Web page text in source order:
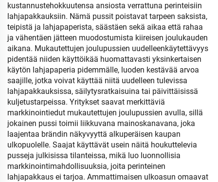
kustannustehokkuutensa ansiosta verrattuna perinteisiin
lahjapakkauksiin. Nämä pussit poistavat tarpeen saksista,
teipistä ja lahjapaperista, säästäen sekä aikaa että rahaa
ja vähentäen jätteen muodostumista kiireisen joulukauden
aikana. Mukautettujen joulupussien uudelleenkäytettävyys
pidentää niiden käyttöikää huomattavasti yksinkertaisen
käytön lahjapaperia pidemmälle, luoden kestävää arvoa
saajille, jotka voivat käyttää niitä uudelleen tulevissa
lahjapakkauksissa, säilytysratkaisuina tai päivittäisissä
kuljetustarpeissa. Yritykset saavat merkittäviä
markkinointiedut mukautettujen joulupussien avulla, sillä
jokainen pussi toimii liikkuvana mainoskanavana, joka
laajentaa brändin näkyvyyttä alkuperäisen kaupan
ulkopuolelle. Saajat käyttävät usein näitä houkuttelevia
pusseja julkisissa tilanteissa, mikä luo luonnollisia
markkinointimahdollisuuksia, joita perinteinen
lahjapakkaus ei tarjoa. Ammattimaisen ulkoasun omaavat